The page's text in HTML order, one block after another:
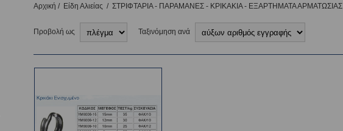
Αρχική / Είδη Αλιείας / ΣΤΡΙΦΤΑΡΙΑ - ΠΑΡΑΜΑΝΕΣ - ΚΡΙΚΑΚΙΑ - ΕΞΑΡΤΗΜΑΤΑ ΑΡΜΑΤΩΣΙΑΣ
Προβολή ως Ταξινόμηση ανά